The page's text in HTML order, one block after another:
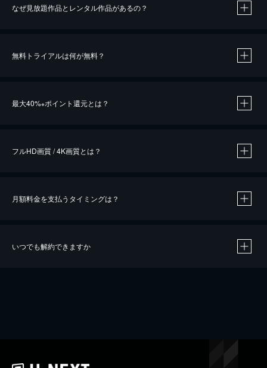
なぜ見放題作品とレンタル作品があるの？
無料トライアルは何が無料？
最大40%※ポイント還元とは？
※40％ポイント還元の対象は、クレジットカード決済による作品の購入 / レンタルです。
iOSアプリのUコイン決済による作品の購入 / レンタルは、20％のポイント還元です。
フルHD画質 / 4K画質とは？
月額料金を支払うタイミングは？
いつでも解約できますか